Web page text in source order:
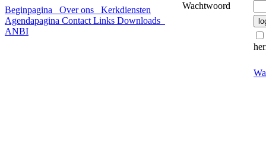
Beginpagina Over ons
Kerkdiensten
Agendapagina Contact Links Downloads
ANBI
Wachtwoord